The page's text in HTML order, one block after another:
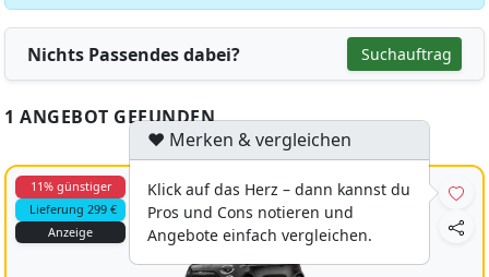
Nichts Passendes dabei? Suchauftrag
1 ANGEBOT GEFUNDEN
11% günstiger
Lieferung 299 €
Anzeige
♥ Merken & vergleichen
Klick auf das Herz – dann kannst du
Pros und Cons notieren und
Angebote einfach vergleichen.